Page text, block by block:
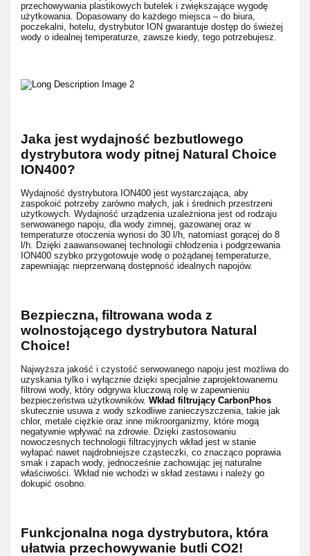
przechowywania plastikowych butelek i zwiększające wygodę
użytkowania. Dopasowany do każdego miejsca – do biura,
poczekalni, hotelu, dystrybutor ION gwarantuje dostęp do świeżej
wody o idealnej temperaturze, zawsze kiedy, tego potrzebujesz.
Jaka jest wydajność bezbutlowego
dystrybutora wody pitnej Natural Choice
ION400?
Wydajność dystrybutora ION400 jest wystarczająca, aby
zaspokoić potrzeby zarówno małych, jak i średnich przestrzeni
użytkowych. Wydajność urządzenia uzależniona jest od rodzaju
serwowanego napoju, dla wody zimnej, gazowanej oraz w
temperaturze otoczenia wynosi do 30 l/h, natomiast gorącej do 8
l/h. Dzięki zaawansowanej technologii chłodzenia i podgrzewania
ION400 szybko przygotowuje wodę o pożądanej temperaturze,
zapewniając nieprzerwaną dostępność idealnych napojów.
Bezpieczna, filtrowana woda z
wolnostojącego dystrybutora Natural
Choice!
Najwyższa jakość i czystość serwowanego napoju jest możliwa do
uzyskania tylko i wyłącznie dzięki specjalnie zaprojektowanemu
filtrowi wody, który odgrywa kluczową rolę w zapewnieniu
bezpieczeństwa użytkowników. Wkład filtrujący CarbonPhos
skutecznie usuwa z wody szkodliwe zanieczyszczenia, takie jak
chlor, metale ciężkie oraz inne mikroorganizmy, które mogą
negatywnie wpływać na zdrowie. Dzięki zastosowaniu
nowoczesnych technologii filtracyjnych wkład jest w stanie
wyłapać nawet najdrobniejsze cząsteczki, co znacząco poprawia
smak i zapach wody, jednocześnie zachowując jej naturalne
właściwości. Wkład nie wchodzi w skład zestawu i należy go
dokupić osobno.
Funkcjonalna noga dystrybutora, która
ułatwia przechowywanie butli CO2!